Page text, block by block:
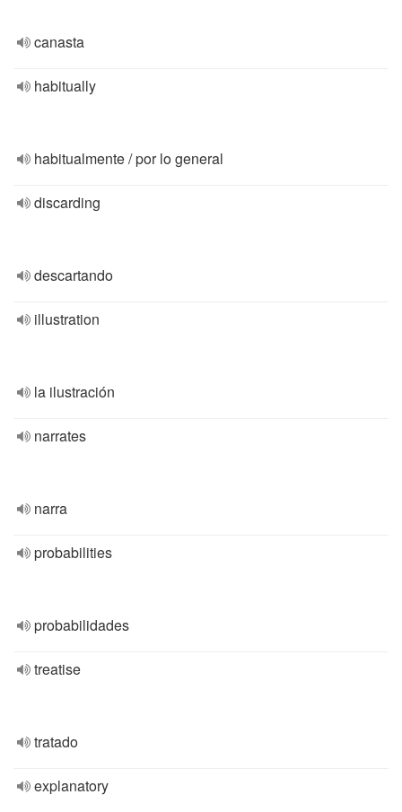
canasta
habitually
habitualmente / por lo general
discarding
descartando
illustration
la ilustración
narrates
narra
probabilities
probabilidades
treatise
tratado
explanatory